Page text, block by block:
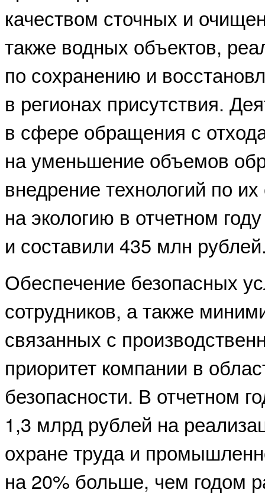
качеством сточных и
также водных объектов,
по сохранению и
в регионах присутствия.
в сфере обращения с
на уменьшение объемов
внедрение технологий по
на экологию в отчетном
и составили 435 млн
Обеспечение безопасных
сотрудников, а также
связанных с
приоритет компании в
безопасности. В отчетном
1,3 млрд рублей на
охране труда и
на 20% больше, чем годом